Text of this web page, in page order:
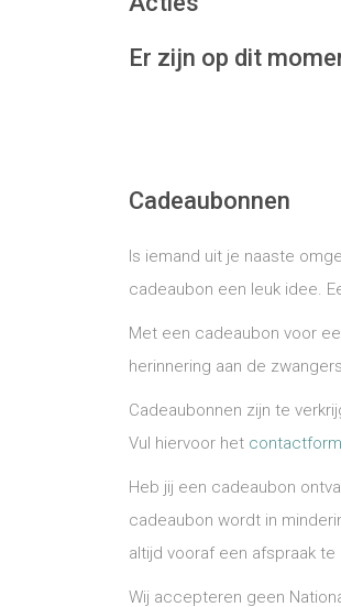
Er zijn op dit
Cadeaubonnen
Is iemand uit je naaste
cadeaubon een leuk idee.
Met een cadeaubon voor
herinnering aan de
Cadeaubonnen zijn te
Vul hiervoor het
Heb jij een cadeaubon
cadeaubon wordt in
altijd vooraf een afspraak
Wij accepteren geen